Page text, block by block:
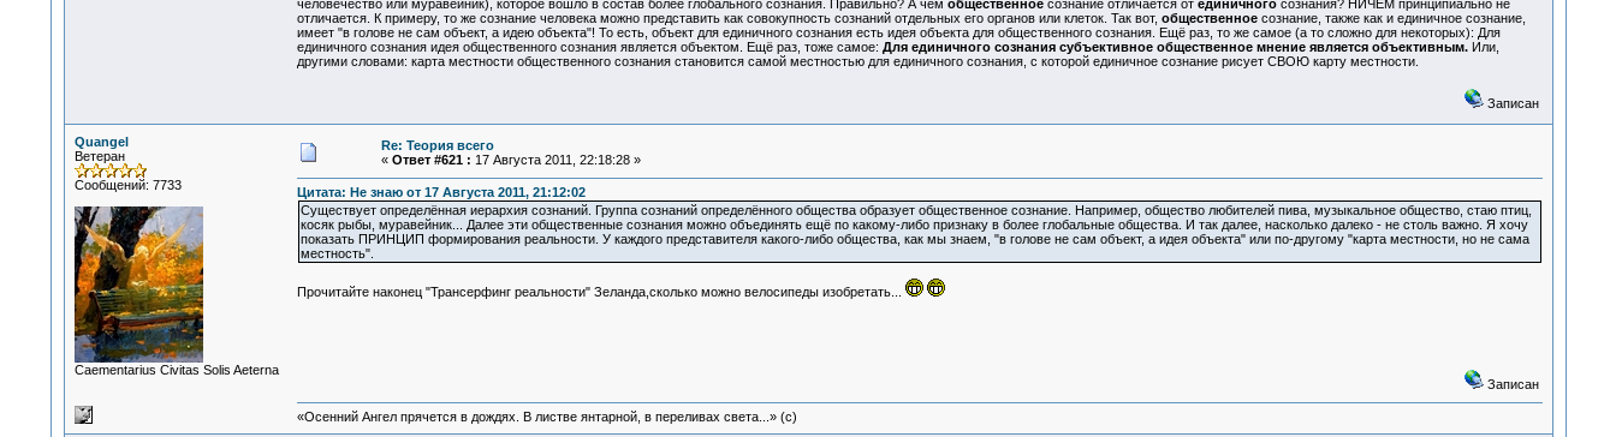
человечество или муравейник), которое вошло в состав более глобального сознания. Правильно? А чем общественноесознание отличается от единичногосознания? НИЧЕМ принципиально не
отличается. К примеру, то же сознание человека можно представить как совокупность сознаний отдельных его органов или клеток. Так вот, общественноесознание, также как и единичное сознание,
имеет "в голове не сам объект, а идею объекта"! То есть, объект для единичного сознания есть идея объекта для общественного сознания. Ещё раз, то же самое (а то сложно для некоторых): Для
единичного сознания идея общественного сознания является объектом. Ещё раз, тоже самое: Для единичного сознания субъективное общественное мнение является объективным.Или,
другими словами: карта местности общественного сознания становится самой местностью для единичного сознания, с которой единичное сознание рисует СВОЮ карту местности.
Записан
Quangel
Ветеран
Сообщений: 7733
Сaementarius Civitas Solis Aeterna
Re: Теория всего
« Ответ #621 : 17 Августа 2011, 22:18:28 »
Цитата: Не знаю от 17 Августа 2011, 21:12:02
Существует определённая иерархия сознаний. Группа сознаний определённого общества образует общественное сознание. Например, общество любителей пива, музыкальное общество, стаю птиц,
косяк рыбы, муравейник... Далее эти общественные сознания можно объединять ещё по какому-либо признаку в более глобальные общества. И так далее, насколько далеко - не столь важно. Я хочу
показать ПРИНЦИП формирования реальности. У каждого представителя какого-либо общества, как мы знаем, "в голове не сам объект, а идея объекта" или по-другому "карта местности, но не сама
местность".
Прочитайте наконец "Трансерфинг реальности" Зеланда,сколько можно велосипеды изобретать...
Записан
«Осенний Ангел прячется в дождях. В листве янтарной, в переливах света...» (c)